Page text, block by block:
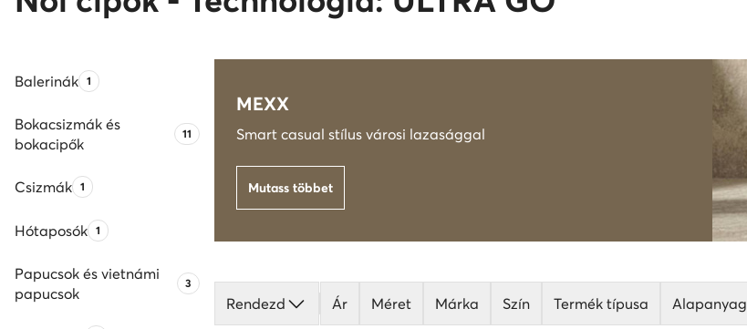
BalerinákTermékek száma:
1
Bokacsizmák és
bokacipők
Termékek száma:
11
CsizmákTermékek száma:
1
HótaposókTermékek száma:
1
Papucsok és vietnámi
papucsok
Termékek száma:
3
MEXX
Smart casual stílus városi lazasággal
Mutass többet
Rendezd Ár Méret Márka Szín Termék típusa Alapanyag